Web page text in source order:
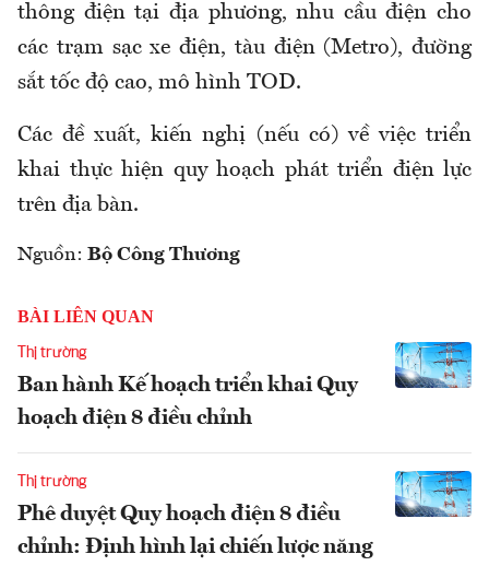
thông điện tại địa phương, nhu cầu điện cho
các trạm sạc xe điện, tàu điện (Metro), đường
sắt tốc độ cao, mô hình TOD.
Các đề xuất, kiến nghị (nếu có) về việc triển
khai thực hiện quy hoạch phát triển điện lực
trên địa bàn.
Nguồn: Bộ Công Thương
BÀI LIÊN QUAN
Thị trường
Ban hành Kế hoạch triển khai Quy
hoạch điện 8 điều chỉnh
Thị trường
Phê duyệt Quy hoạch điện 8 điều
chỉnh: Định hình lại chiến lược năng